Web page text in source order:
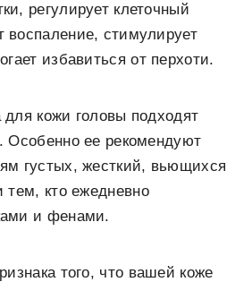
регулирует клеточный
стимулирует
избавиться от перхоти.
для кожи головы подходят
Особенно ее рекомендуют
густых, жесткий, вьющихся
кто ежедневно
и фенами.
того, что вашей коже